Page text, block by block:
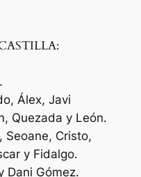
Álex, Javi
Quezada y León.
Seoane, Cristo,
y Fidalgo.
Dani Gómez.